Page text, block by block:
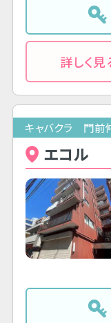
詳しく見
キャバクラ 門前
エコル